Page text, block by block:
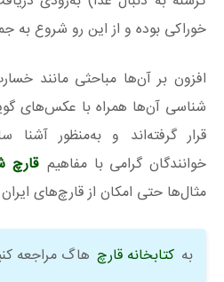
خوراکی بوده و از این‌ رو شروع به
افزون بر آن‌ها مباحثی مانند
شناسی آن‌ها همراه با عکس‌های
قرار گرفته‌اند و به‌منظور
خوانندگان گرامی با مفاهیم قارچ‌
مثال‌ها حتی امکان از قارچ‌های
به کتابخانه قارچ هاگ مراجعه